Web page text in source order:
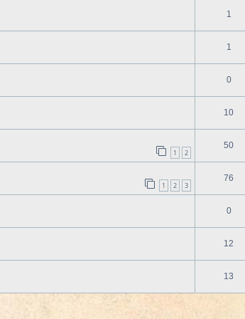
1
1
0
10
1 2
50
1 2 3
76
0
12
13